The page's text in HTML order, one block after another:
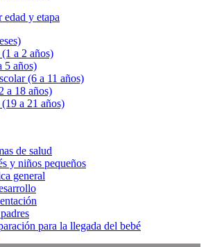
edad y etapa
a 2 años)
5 años)
(6 a 11 años)
a 18 años)
a 21 años)
de salud
y niños pequeños
general
para la llegada del bebé